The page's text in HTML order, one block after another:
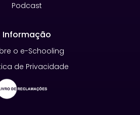
Podcast
Informação
o e-Schooling
de Privacidade